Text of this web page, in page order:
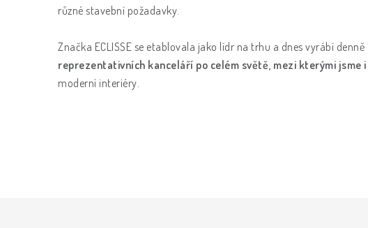
různé stavební požadavky.
Značka ECLISSE se etablovala jako lídr na trhu a dnes vyrábí denně
reprezentativních kanceláří po celém světě, mezi kterými jsme i
moderní interiéry.